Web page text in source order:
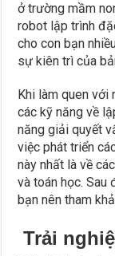
ở trường mầm
robot lập trình
cho con bạn
sự kiên trì của
Khi làm quen với
các kỹ năng về
năng giải quyết
việc phát triển
này nhất là về
và toán học.
bạn nên tham
Trải